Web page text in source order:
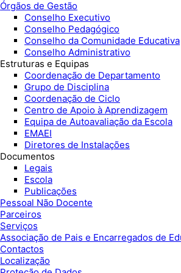
Órgãos de Gestão
Conselho Executivo
Conselho Pedagógico
Conselho da Comunidade Educativa
Conselho Administrativo
Estruturas e Equipas
Coordenação de Departamento
Grupo de Disciplina
Coordenação de Ciclo
Centro de Apoio à Aprendizagem
Equipa de Autoavaliação da Escola
EMAEI
Diretores de Instalações
Documentos
Legais
Escola
Publicações
Pessoal Não Docente
Parceiros
Serviços
Associação de Pais e Encarregados de
Contactos
Localização